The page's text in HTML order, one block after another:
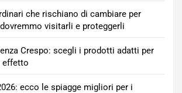
che rischiano di cambiare per
visitarli e proteggerli
Crespo: scegli i prodotti adatti per
effetto
ecco le spiagge migliori per i